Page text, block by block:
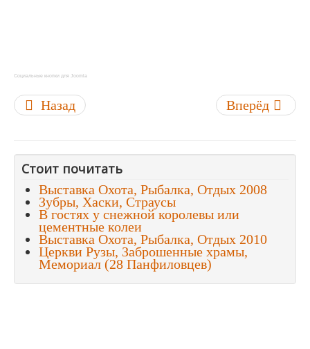
Социальные кнопки для Joomla
Назад Вперёд
Стоит почитать
Выставка Охота, Рыбалка, Отдых 2008
Зубры, Хаски, Страусы
В гостях у снежной королевы или
цементные колеи
Выставка Охота, Рыбалка, Отдых 2010
Церкви Рузы, Заброшенные храмы,
Мемориал (28 Панфиловцев)